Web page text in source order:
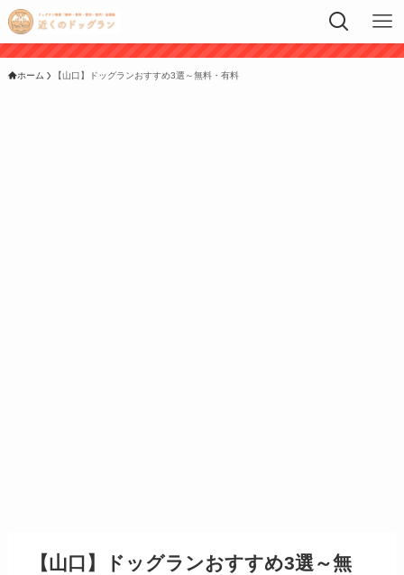
ホーム 【山口】ドッグランおすすめ3選～無料・有料
【山口】ドッグランおすすめ3選～無